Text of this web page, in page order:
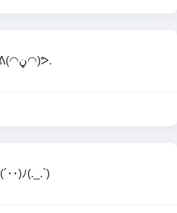
ᕕ(◠ڼ◠)ᕗ.
(´･･)ﾉ(._.`)